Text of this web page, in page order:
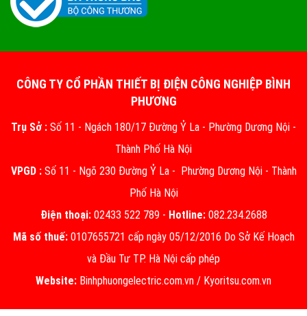
CÔNG TY CỔ PHẦN THIẾT BỊ ĐIỆN CÔNG NGHIỆP BÌNH
PHƯƠNG
Trụ Sở : Số 11 - Ngách 180/17 Đường Ỷ La - Phường Dương Nội -
Thành Phố Hà Nội
VPGD :Số 11 - Ngõ 230 Đường Ỷ La - Phường Dương Nội - Thành
Phố Hà Nội
Điện thoại:02433 522 789 - Hotline:082.234.2688
Mã số thuế:0107655721 cấp ngày 05/12/2016 Do Sở Kế Hoạch
và Đầu Tư TP. Hà Nội cấp phép
Website: Binhphuongelectric.com.vn / Kyoritsu.com.vn